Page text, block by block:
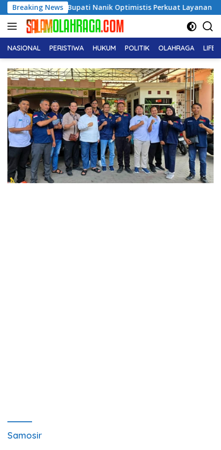
Langsung
ke
konten
Breaking News
Bupati Nanik Optimistis Perkuat Layanan Hukum
NASIONAL PERISTIWA HUKUM POLITIK OLAHRAGA
Samosir